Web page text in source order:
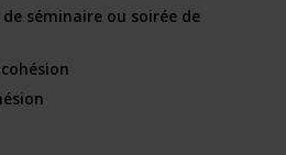
séminaire ou soirée de